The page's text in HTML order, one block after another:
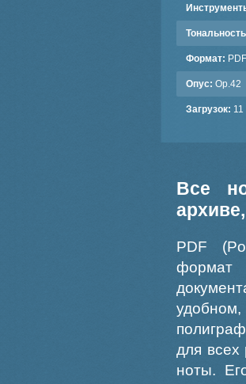
Формат: PDF
Опус: Op.42
Загрузок: 11
Все
PDF
формат
для всех
ноты.